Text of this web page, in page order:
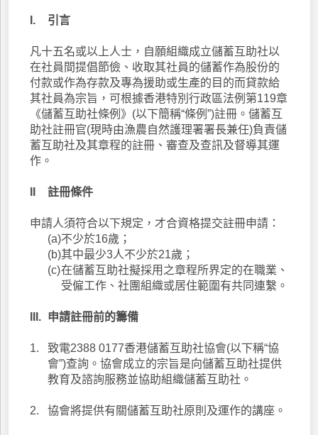
I. 引言
凡十五名或以上人士，自願組織成立儲蓄互助社以
在社員間提倡節儉、收取其社員的儲蓄作為股份的
付款或作為存款及專為援助或生產的目的而貸款給
其社員為宗旨，可根據香港特別行政區法例第119章
《儲蓄互助社條例》(以下簡稱“條例”)註冊。儲蓄互
助社註冊官(現時由漁農自然護理署署長兼任)負責儲
蓄互助社及其章程的註冊、審查及查訊及督導其運
作。
註冊條件
申請人須符合以下規定，才合資格提交註冊申請：
(a)不少於16歲；
(b)其中最少3人不少於21歲；
(c)在儲蓄互助社擬採用之章程所界定的在職業、
受僱工作、社團組織或居住範圍有共同連繫。
III. 申請註冊前的籌備
1.
致電2388 0177香港儲蓄互助社協會(以下稱“協
會”)查詢。協會成立的宗旨是向儲蓄互助社提供
教育及諮詢服務並協助組織儲蓄互助社。
2. 協會將提供有關儲蓄互助社原則及運作的講座。